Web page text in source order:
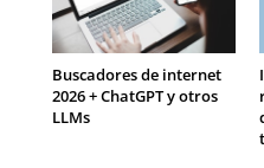
Buscadores de internet
2026 + ChatGPT y otros
LLMs